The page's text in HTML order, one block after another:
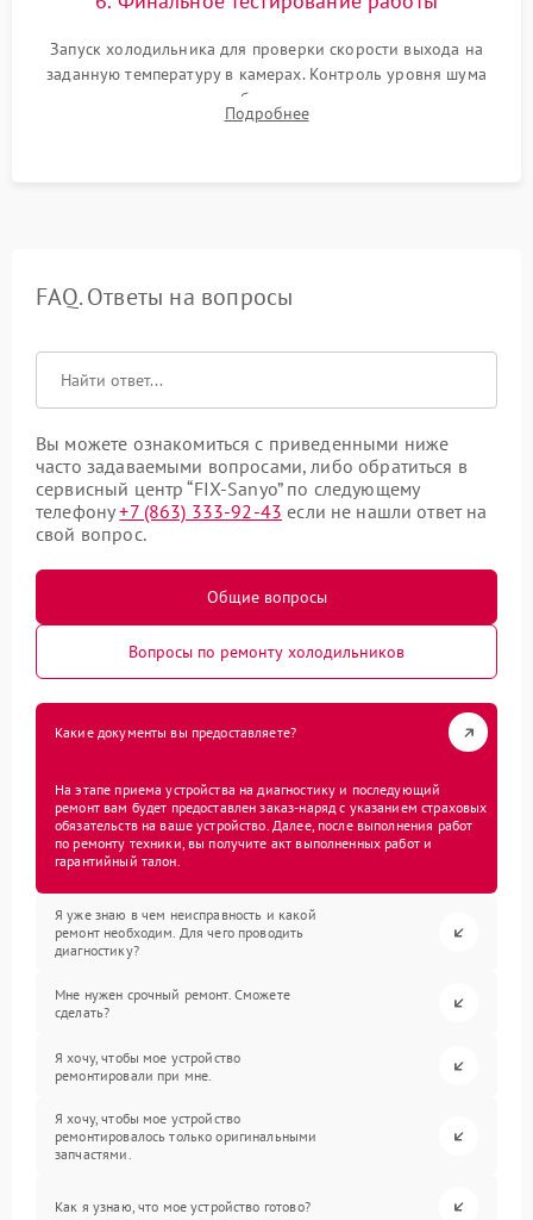
Запуск холодильника для проверки скорости выхода на
заданную температуру в камерах. Контроль уровня шума
компрессора, отсутствия обмерзания стенок и корректного
срабатывания системы автоматической оттайки.
Подробнее
FAQ. Ответы на вопросы
Вы можете ознакомиться с приведенными ниже
часто задаваемыми вопросами, либо обратиться в
сервисный центр “FIX-Sanyo” по следующему
телефону+7 (863) 333-92-43 если не нашли ответ на
свой вопрос.
Общие вопросы
Вопросы по ремонту холодильников
Какие документы вы предоставляете?
На этапе приема устройства на диагностику и последующий
ремонт вам будет предоставлен заказ-наряд с указанием страховых
обязательств на ваше устройство. Далее, после выполнения работ
по ремонту техники, вы получите акт выполненных работ и
гарантийный талон.
Я уже знаю в чем неисправность и какой
ремонт необходим. Для чего проводить
диагностику?
Мне нужен срочный ремонт. Сможете
сделать?
Я хочу, чтобы мое устройство
ремонтировали при мне.
Я хочу, чтобы мое устройство
ремонтировалось только оригинальными
запчастями.
Как я узнаю, что мое устройство готово?